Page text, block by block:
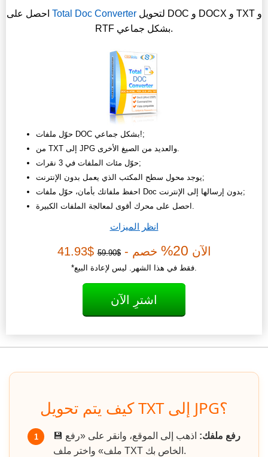
Total Doc Converterلتحويل DOC و DOCX و TXT و
RTF بشكل جماعي.
حوّل ملفات DOC بشكل جماعي!;
من TXT إلى JPG والعديد من الصيغ الأخرى.
حوّل مئات الملفات في 3 نقرات;
يوجد محول سطح المكتب الذي يعمل بدون الإنترنت;
احفظ ملفاتك بأمان، حوّل ملفات Doc بدون إرسالها إلى الإنترنت;
احصل على محرك أقوى لمعالجة الملفات الكبيرة.
انظر الميزات
الآن 20% خصم -$59.90
$41.93
*فقط في هذا الشهر. ليس لإعادة البيع.
اشترِ الآن
كيف يتم تحويل TXT إلى JPG؟
1 💾 رفع ملفك: اذهب إلى الموقع، وانقر على «رفع
ملف» واختر ملف TXT الخاص بك.